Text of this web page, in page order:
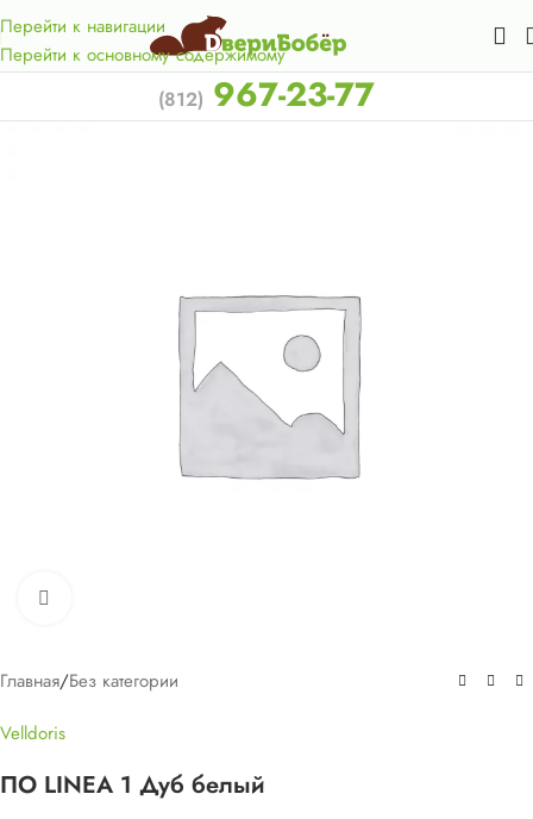
Перейти к навигации
Перейти к основному содержимому
км. от КАД.
(812) 967-23-77
Главная/Без категории
Velldoris
ПО LINEA 1 Дуб белый